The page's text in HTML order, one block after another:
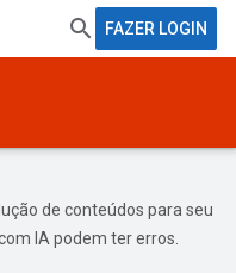
FAZER LOGIN
de conteúdos para seu
IA podem ter erros.